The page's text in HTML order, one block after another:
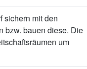
sichern mit den
bzw. bauen diese. Die
um